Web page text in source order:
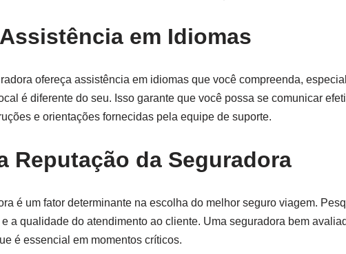
em Idiomas
ofereça assistência em idiomas que você compreenda,
é diferente do seu. Isso garante que você possa se comunicar
e orientações fornecidas pela equipe de suporte.
Reputação da Seguradora
é um fator determinante na escolha do melhor seguro viagem.
a qualidade do atendimento ao cliente. Uma seguradora bem
é essencial em momentos críticos.